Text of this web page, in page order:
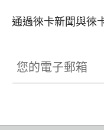
通過徠卡新聞與徠